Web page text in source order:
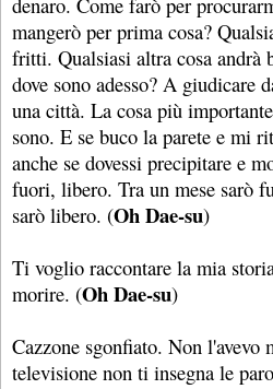
mangerò per prima cosa?
fritti. Qualsiasi altra cosa andrà
dove sono adesso? A giudicare
una città. La cosa più
sono. E se buco la parete e mi
anche se dovessi precipitare e
fuori, libero. Tra un mese sarò
sarò libero. (Oh Dae-su)
Ti voglio raccontare la mia
morire. (Oh Dae-su)
Cazzone sgonfiato. Non l'avevo
televisione non ti insegna le